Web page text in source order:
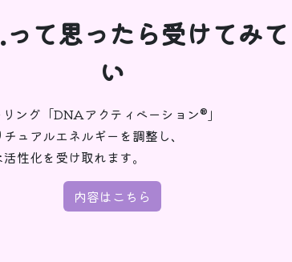
て思ったら受けてみ
い
ング「DNAアクティベーション®︎」
ュアルエネルギーを調整し、
性化を受け取れます。
内容はこちら